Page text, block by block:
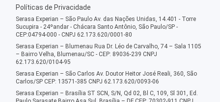
Políticas de Privacidade
Serasa Experian – São Paulo Av. das Nações Unidas, 14.401 - Torre
Sucupira - 24ºandar - Chácara Santo Antônio, São Paulo/SP -
CEP:04794-000 - CNPJ 62.173.620/0001-80
Serasa Experian – Blumenau Rua Dr. Léo de Carvalho, 74 – Sala 1105
– Bairro Velha, Blumenau/SC - CEP: 89036-239 CNPJ
62.173.620/0104-95
Serasa Experian – São Carlos Av. Doutor Heitor José Reali, 360, São
Carlos/SP CEP: 13571-385 CNPJ 62.173.620/0093-06
Serasa Experian – Brasília ST SCN, S/N, Qd 02, Bl C, 109, Sl 301, Ed.